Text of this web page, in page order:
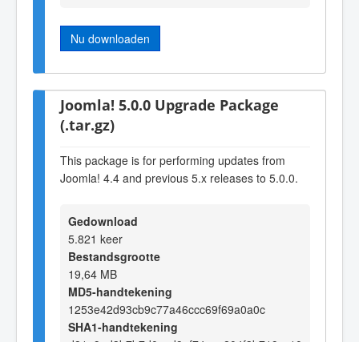
Nu downloaden
Joomla! 5.0.0 Upgrade Package
(.tar.gz)
This package is for performing updates from
Joomla! 4.4 and previous 5.x releases to 5.0.0.
Gedownload
5.821 keer
Bestandsgrootte
19,64 MB
MD5-handtekening
1253e42d93cb9c77a46ccc69f69a0a0c
SHA1-handtekening